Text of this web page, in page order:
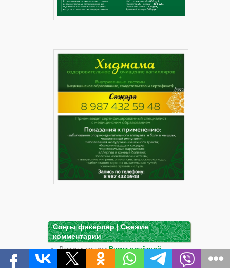
Соңгы фикерләр | Свежие
комментарии
Дамир к записиВизит почётной
делегации из Татарстана в дом-музей